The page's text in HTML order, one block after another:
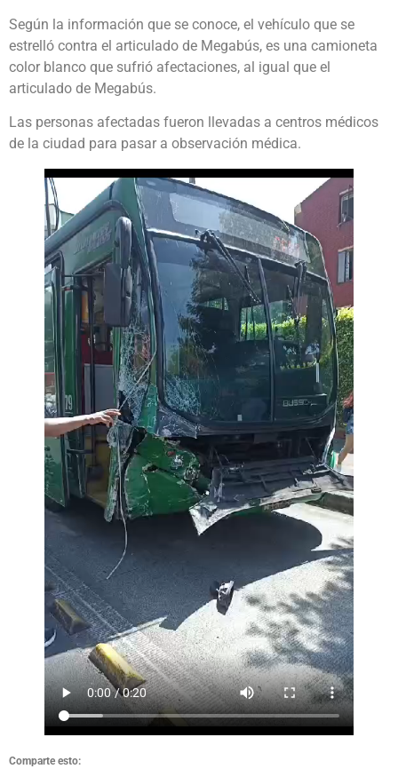
Según la información que se conoce, el vehículo que se
estrelló contra el articulado de Megabús, es una camioneta
color blanco que sufrió afectaciones, al igual que el
articulado de Megabús.
Las personas afectadas fueron llevadas a centros médicos
de la ciudad para pasar a observación médica.
Comparte esto: